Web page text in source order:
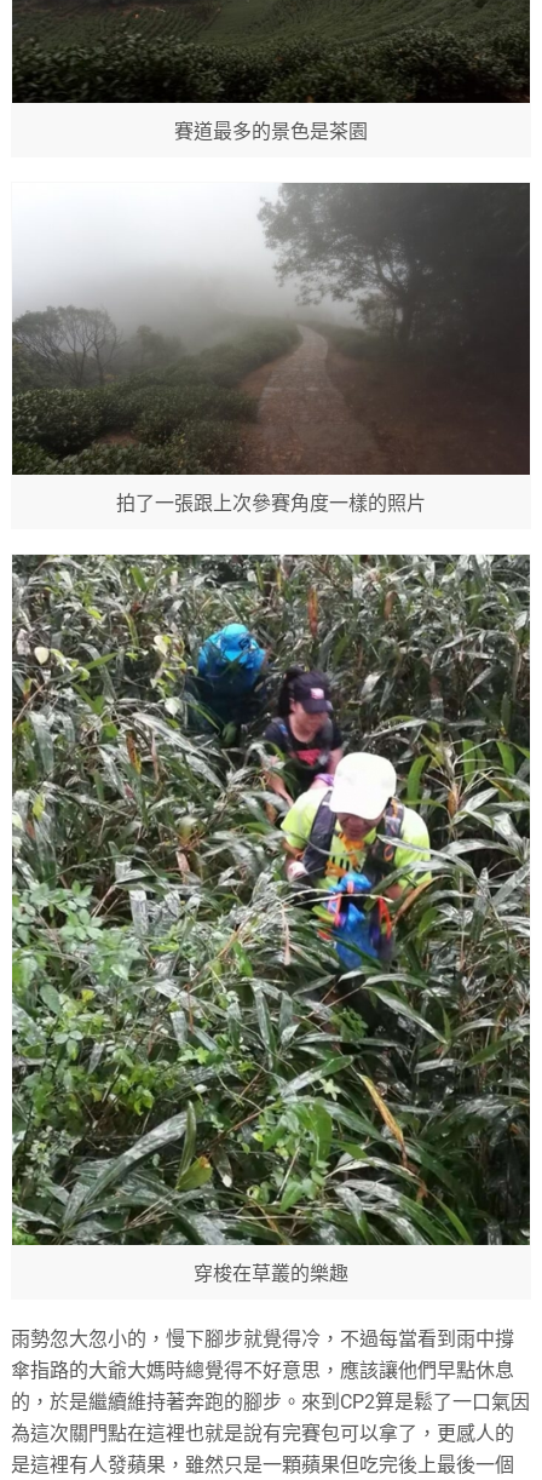
賽道最多的景色是茶園
拍了一張跟上次參賽角度一樣的照片
穿梭在草叢的樂趣
雨勢忽大忽小的，慢下腳步就覺得冷，不過每當看到雨中撐
傘指路的大爺大媽時總覺得不好意思，應該讓他們早點休息
的，於是繼續維持著奔跑的腳步。來到CP2算是鬆了一口氣因
為這次關門點在這裡也就是說有完賽包可以拿了，更感人的
是這裡有人發蘋果，雖然只是一顆蘋果但吃完後上最後一個